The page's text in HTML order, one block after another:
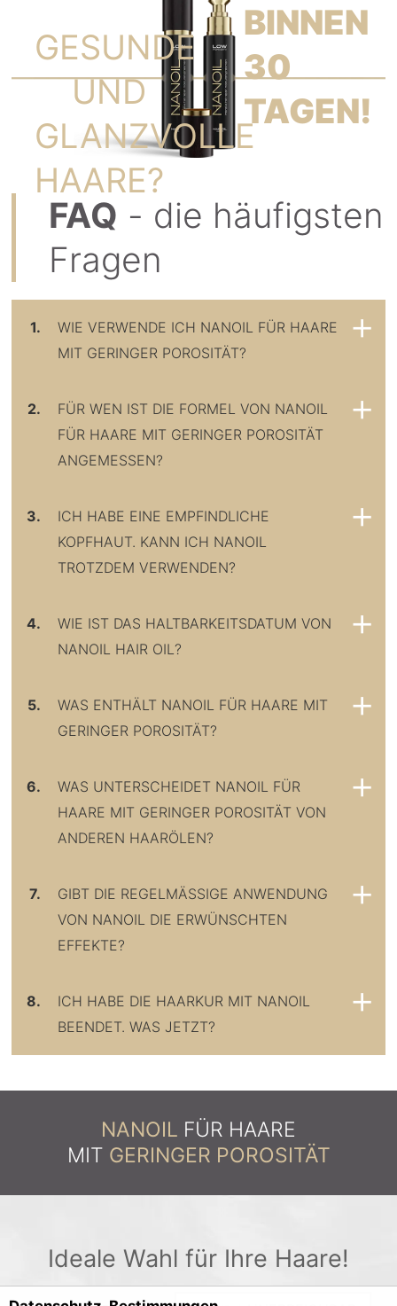
GESUNDE
UND
GLANZVOLLE
HAARE?
BINNEN
30
TAGEN!
FAQ - die häufigsten
Fragen
1.
WIE VERWENDE ICH NANOIL FÜR HAARE
MIT GERINGER POROSITÄT?
2.
FÜR WEN IST DIE FORMEL VON NANOIL
FÜR HAARE MIT GERINGER POROSITÄT
ANGEMESSEN?
3.
ICH HABE EINE EMPFINDLICHE
KOPFHAUT. KANN ICH NANOIL
TROTZDEM VERWENDEN?
4.
WIE IST DAS HALTBARKEITSDATUM VON
NANOIL HAIR OIL?
5.
WAS ENTHÄLT NANOIL FÜR HAARE MIT
GERINGER POROSITÄT?
6.
WAS UNTERSCHEIDET NANOIL FÜR
HAARE MIT GERINGER POROSITÄT VON
ANDEREN HAARÖLEN?
7.
GIBT DIE REGELMÄSSIGE ANWENDUNG V
ON NANOIL DIE ERWÜNSCHTEN E
FFEKTE?
8.
ICH HABE DIE HAARKUR MIT NANOIL
BEENDET. WAS JETZT?
NANOIL FÜR HAARE
MIT GERINGER POROSITÄT
Ideale Wahl für Ihre Haare!